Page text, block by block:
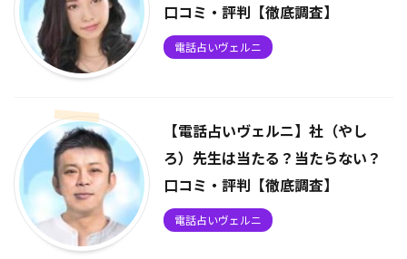
口コミ・評判【徹底調査】
電話占いヴェルニ
【電話占いヴェルニ】社（やし
ろ）先生は当たる？当たらない？
口コミ・評判【徹底調査】
電話占いヴェルニ